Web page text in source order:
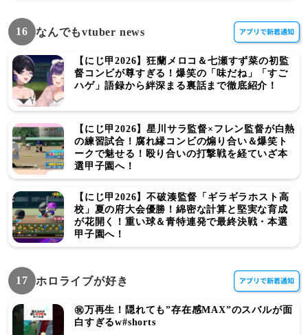
16 なんでもvtuber news
【にじ甲2026】狂蘭メロコ＆七瀬すず菜の初監
督コンビが尊すぎる！爆笑の「味だね」「すご
ハゲ」語録から絆深まる裏話まで徹底紹介！
【にじ甲2026】星川サラ監督×フレン監督が白熱
の練習試合！腐れ縁コンビの煽り合い＆爆笑ト
ークで魅せる！殴り合いの打撃戦を経ていざ本
選甲子園へ！
【にじ甲2026】不破湊監督「ギラギラホスト高
校」夏の府大会優勝！綿密な計算と堅実な育成
が花開く！重い球＆青特連発で最終決戦・本選
甲子園へ！
17 ホロライブが好き
㊗️万再生！隠れても”存在感MAX”のスバルが面
白すぎるw#shorts